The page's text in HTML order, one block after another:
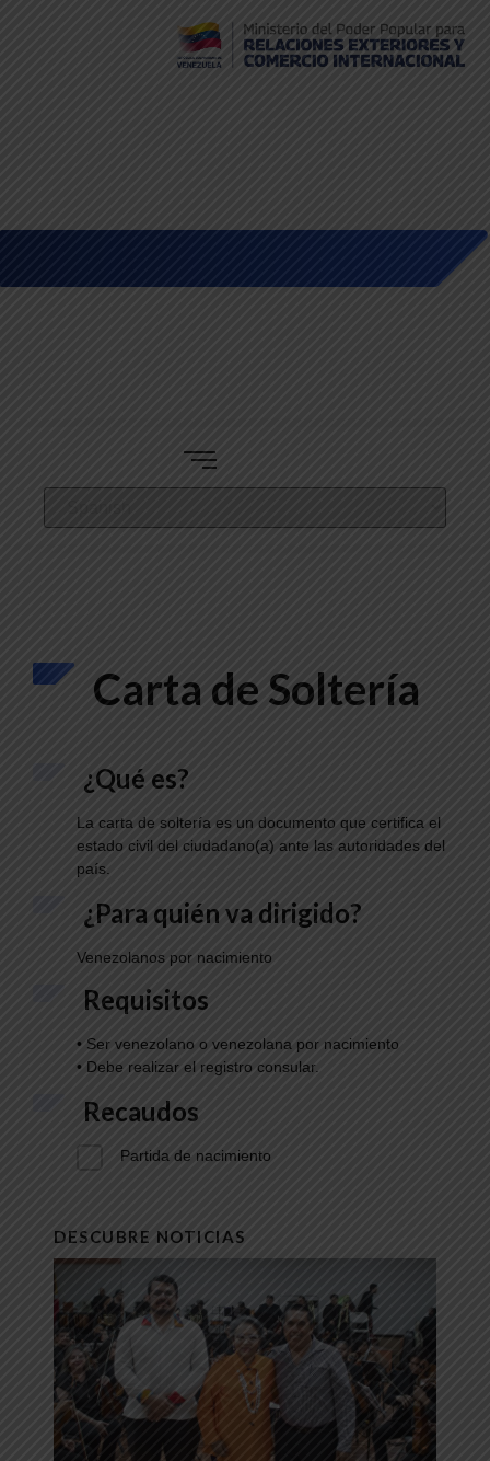
Carta de Soltería
¿Qué es?
La carta de soltería es un documento que certifica el
estado civil del ciudadano(a) ante las autoridades del
país.
¿Para quién va dirigido?
Venezolanos por nacimiento
Requisitos
• Ser venezolano o venezolana por nacimiento
• Debe realizar el registro consular.
Recaudos
Partida de nacimiento
DESCUBRE NOTICIAS